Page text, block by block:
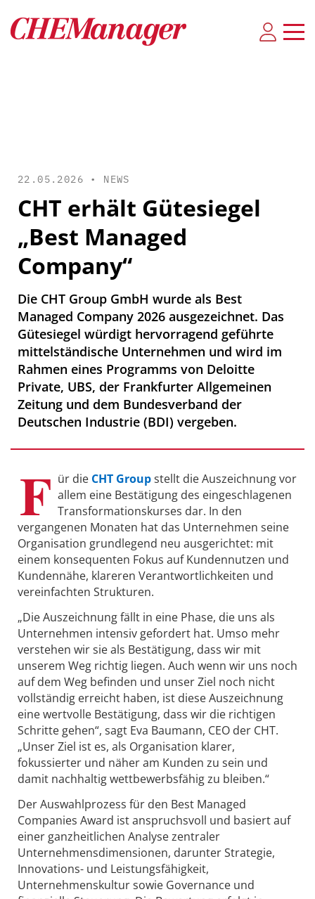
22.05.2026 • NEWS
CHT erhält Gütesiegel
„Best Managed
Company“
Die CHT Group GmbH wurde als Best
Managed Company 2026 ausgezeichnet. Das
Gütesiegel würdigt hervorragend geführte
mittelständische Unternehmen und wird im
Rahmen eines Programms von Deloitte
Private, UBS, der Frankfurter Allgemeinen
Zeitung und dem Bundesverband der
Deutschen Industrie (BDI) vergeben.
F ür die CHT Groupstellt die Auszeichnung vor
allem eine Bestätigung des eingeschlagenen
Transformationskurses dar. In den
vergangenen Monaten hat das Unternehmen seine
Organisation grundlegend neu ausgerichtet: mit
einem konsequenten Fokus auf Kundennutzen und
Kundennähe, klareren Verantwortlichkeiten und
vereinfachten Strukturen.
„Die Auszeichnung fällt in eine Phase, die uns als
Unternehmen intensiv gefordert hat. Umso mehr
verstehen wir sie als Bestätigung, dass wir mit
unserem Weg richtig liegen. Auch wenn wir uns noch
auf dem Weg befinden und unser Ziel noch nicht
vollständig erreicht haben, ist diese Auszeichnung
eine wertvolle Bestätigung, dass wir die richtigen
Schritte gehen“, sagt Eva Baumann, CEO der CHT.
„Unser Ziel ist es, als Organisation klarer,
fokussierter und näher am Kunden zu sein und
damit nachhaltig wettbewerbsfähig zu bleiben.“
Der Auswahlprozess für den Best Managed
Companies Award ist anspruchsvoll und basiert auf
einer ganzheitlichen Analyse zentraler
Unternehmensdimensionen, darunter Strategie,
Innovations- und Leistungsfähigkeit,
Unternehmenskultur sowie Governance und